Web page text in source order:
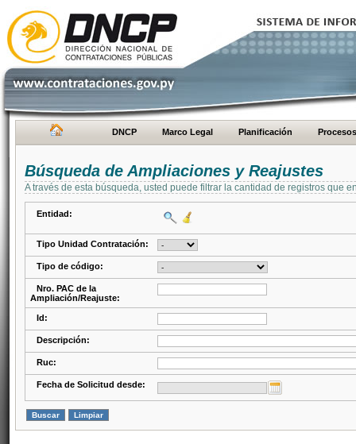
DNCP Marco Legal Planificación Procesos
Búsqueda de Ampliaciones y Reajustes
A través de esta búsqueda, usted puede filtrar la cantidad de registros que
Entidad:
Tipo Unidad Contratación:
Tipo de código:
Nro. PAC de la
Ampliación/Reajuste:
Id:
Descripción:
Ruc:
Fecha de Solicitud desde: